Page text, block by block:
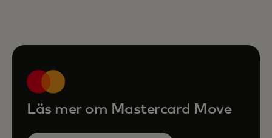
Läs mer om Mastercard Move